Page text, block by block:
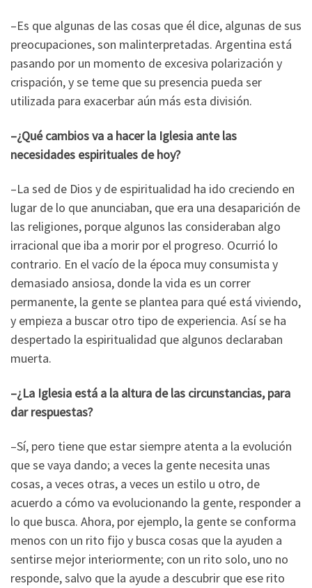
–Es que algunas de las cosas que él dice, algunas de sus
preocupaciones, son malinterpretadas. Argentina está
pasando por un momento de excesiva polarización y
crispación, y se teme que su presencia pueda ser
utilizada para exacerbar aún más esta división.
–¿Qué cambios va a hacer la Iglesia ante las
necesidades espirituales de hoy?
–La sed de Dios y de espiritualidad ha ido creciendo en
lugar de lo que anunciaban, que era una desaparición de
las religiones, porque algunos las consideraban algo
irracional que iba a morir por el progreso. Ocurrió lo
contrario. En el vacío de la época muy consumista y
demasiado ansiosa, donde la vida es un correr
permanente, la gente se plantea para qué está viviendo,
y empieza a buscar otro tipo de experiencia. Así se ha
despertado la espiritualidad que algunos declaraban
muerta.
–¿La Iglesia está a la altura de las circunstancias, para
dar respuestas?
–Sí, pero tiene que estar siempre atenta a la evolución
que se vaya dando; a veces la gente necesita unas
cosas, a veces otras, a veces un estilo u otro, de
acuerdo a cómo va evolucionando la gente, responder a
lo que busca. Ahora, por ejemplo, la gente se conforma
menos con un rito fijo y busca cosas que la ayuden a
sentirse mejor interiormente; con un rito solo, uno no
responde, salvo que la ayude a descubrir que ese rito